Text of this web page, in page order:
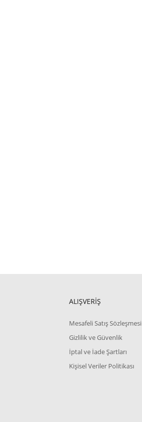
ALIŞVERİŞ
Mesafeli Satış Sözleşmesi
Gizlilik ve Güvenlik
İptal ve İade Şartları
Kişisel Veriler Politikası